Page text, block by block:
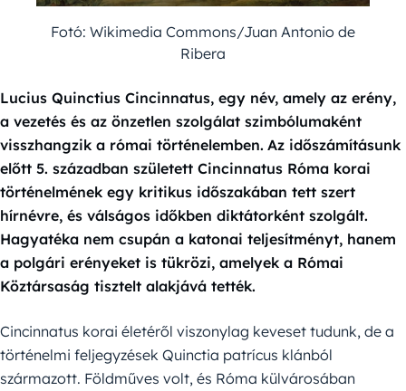
Fotó: Wikimedia Commons/Juan Antonio de
Ribera
Lucius Quinctius Cincinnatus, egy név, amely az erény,
a vezetés és az önzetlen szolgálat szimbólumaként
visszhangzik a római történelemben. Az időszámításunk
előtt 5. században született Cincinnatus Róma korai
történelmének egy kritikus időszakában tett szert
hírnévre, és válságos időkben diktátorként szolgált.
Hagyatéka nem csupán a katonai teljesítményt, hanem
a polgári erényeket is tükrözi, amelyek a Római
Köztársaság tisztelt alakjává tették.
Cincinnatus korai életéről viszonylag keveset tudunk, de a
történelmi feljegyzések Quinctia patrícus klánból
származott. Földműves volt, és Róma külvárosában